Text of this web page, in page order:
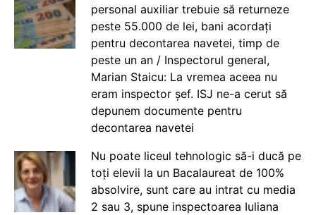
personal auxiliar trebuie să returneze
peste 55.000 de lei, bani acordați
pentru decontarea navetei, timp de
peste un an / Inspectorul general,
Marian Staicu: La vremea aceea nu
eram inspector șef. ISJ ne-a cerut să
depunem documente pentru
decontarea navetei
Nu poate liceul tehnologic să-i ducă pe
toți elevii la un Bacalaureat de 100%
absolvire, sunt care au intrat cu media
2 sau 3, spune inspectoarea Iuliana